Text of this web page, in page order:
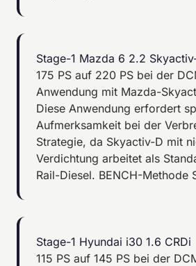
Stage-1 Mazda 6 2.2
175 PS auf 220 PS bei der
Anwendung mit Mazda-
Diese Anwendung erfordert
Aufmerksamkeit bei der
Strategie, da Skyactiv-D mit
Verdichtung arbeitet als
Rail-Diesel. BENCH-Methode
Stage-1 Hyundai i30 1.6 CRDi
115 PS auf 145 PS bei der